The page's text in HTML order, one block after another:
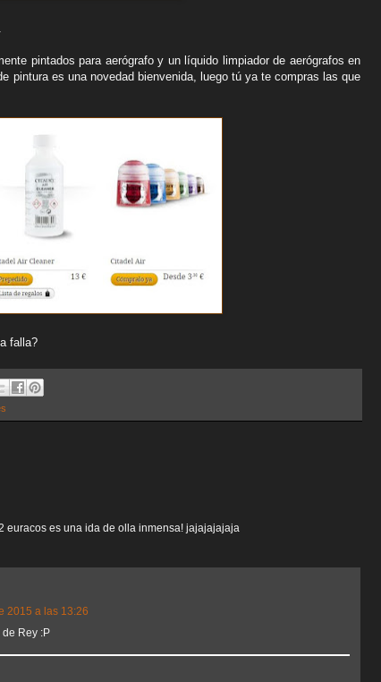
pintados para aerógrafo y un líquido limpiador de aerógrafos en
pintura es una novedad bienvenida, luego tú ya te compras las que
falla?
euracos es una ida de olla inmensa! jajajajajaja
2015 a las 13:26
Rey :P